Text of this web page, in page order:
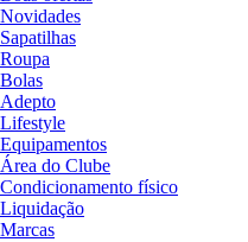
Novidades
Sapatilhas
Roupa
Bolas
Adepto
Lifestyle
Equipamentos
Área do Clube
Condicionamento físico
Liquidação
Marcas